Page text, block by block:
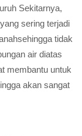
Sekitarnya,
sering terjadi
tidak
air diatas
membantu untuk
akan sangat